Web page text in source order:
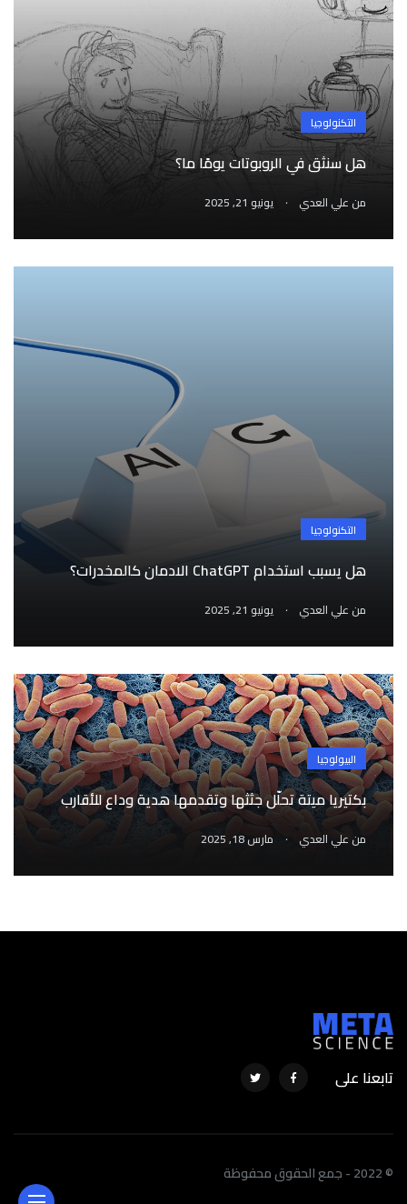
التكنولوجيا
هل سنثق في الروبوتات يومًا ما؟
من علي العدي . يونيو 21, 2025
التكنولوجيا
هل يسبب استخدام ChatGPT الادمان كالمخدرات؟
من علي العدي . يونيو 21, 2025
البيولوجيا
بكتيريا ميتة تحلّل جثثها وتقدمها هدية وداع للأقارب
من علي العدي . مارس 18, 2025
تابعنا على
© 2022 - جمع الحقوق محفوظة